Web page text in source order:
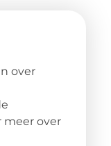
over
over